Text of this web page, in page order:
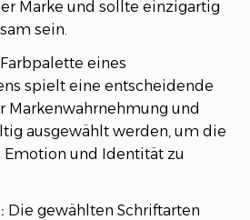
Marke und sollte einzigartig
sein.
eines
spielt eine entscheidende
Markenwahrnehmung und
ausgewählt werden, um die
Emotion und Identität zu
Die gewählten Schriftarten